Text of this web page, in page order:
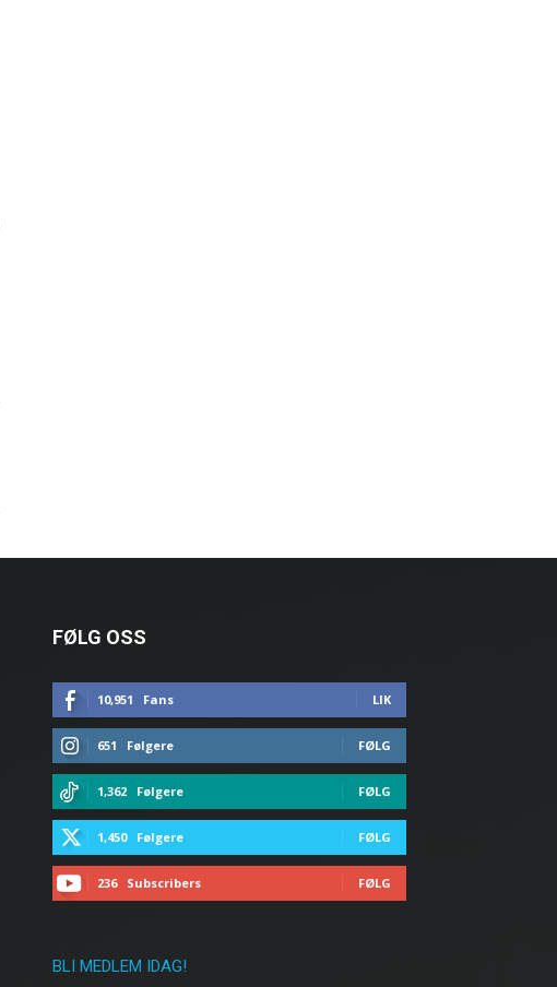
FØLG OSS
10,951 Fans LIK
651 Følgere FØLG
1,362 Følgere FØLG
1,450 Følgere FØLG
236 Subscribers FØLG
BLI MEDLEM IDAG!